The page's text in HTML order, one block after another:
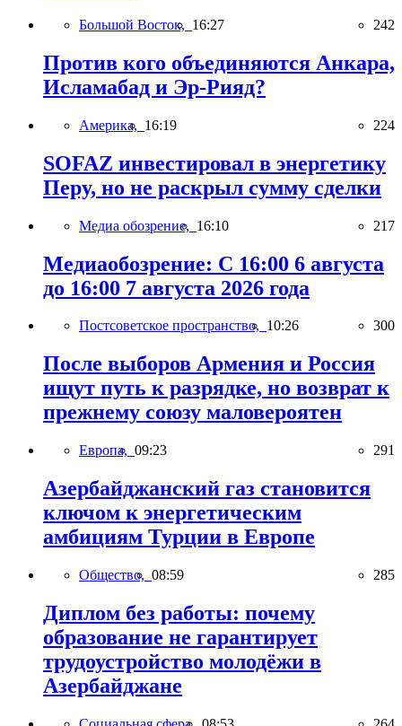
Большой Восток, 16:27 242
Против кого объединяются Анкара,
Исламабад и Эр-Рияд?
Америка, 16:19 224
SOFAZ инвестировал в энергетику
Перу, но не раскрыл сумму сделки
Медиа обозрение, 16:10 217
Медиаобозрение: С 16:00 6 августа
до 16:00 7 августа 2026 года
Постсоветское пространство, 10:26 300
После выборов Армения и Россия
ищут путь к разрядке, но возврат к
прежнему союзу маловероятен
Европа, 09:23 291
Азербайджанский газ становится
ключом к энергетическим
амбициям Турции в Европе
Общество, 08:59 285
Диплом без работы: почему
образование не гарантирует
трудоустройство молодёжи в
Азербайджане